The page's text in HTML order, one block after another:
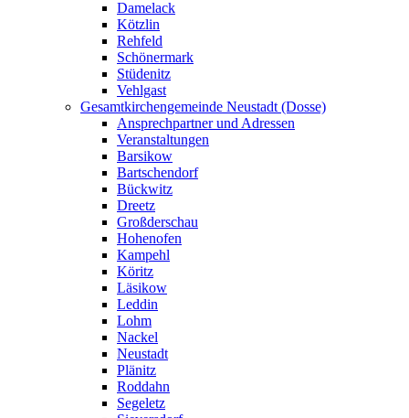
Damelack
Kötzlin
Rehfeld
Schönermark
Stüdenitz
Vehlgast
Gesamtkirchengemeinde Neustadt (Dosse)
Ansprechpartner und Adressen
Veranstaltungen
Barsikow
Bartschendorf
Bückwitz
Dreetz
Großderschau
Hohenofen
Kampehl
Köritz
Läsikow
Leddin
Lohm
Nackel
Neustadt
Plänitz
Roddahn
Segeletz